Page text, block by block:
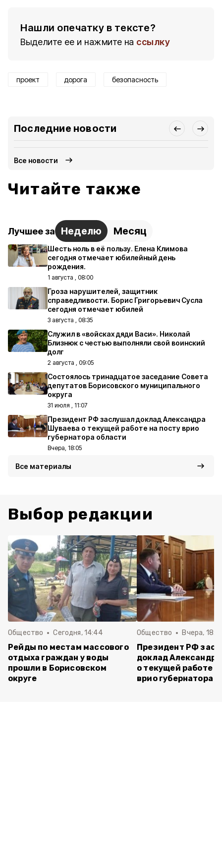
Нашли опечатку в тексте?
Выделите ее и нажмите на ссылку
проект дорога безопасность
Последние новости
Все новости
Читайте также
Лучшее за Неделю Месяц
Шесть ноль в её пользу. Елена Климова
сегодня отмечает юбилейный день
рождения.
1 августа , 08:00
Гроза нарушителей, защитник
справедливости. Борис Григорьевич Сусла
сегодня отмечает юбилей
3 августа , 08:35
Служил в «войсках дяди Васи». Николай
Близнюк с честью выполняли свой воинский
долг
2 августа , 09:05
Состоялось тринадцатое заседание Совета
депутатов Борисовского муниципального
округа
31 июля , 11:07
Президент РФ заслушал доклад Александра
Шуваева о текущей работе на посту врио
губернатора области
Вчера, 18:05
Все материалы
Выбор редакции
Общество Сегодня, 14:44
Рейды по местам массового
отдыха граждан у воды
прошли в Борисовском
округе
Общество Вчера,
Президент РФ
доклад
о текущей работе
врио губернатора